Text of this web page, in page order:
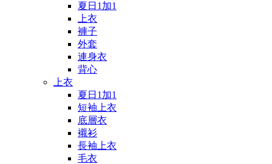
夏日1加1
上衣
褲子
外套
連身衣
背心
上衣
夏日1加1
短袖上衣
底層衣
襯衫
長袖上衣
毛衣